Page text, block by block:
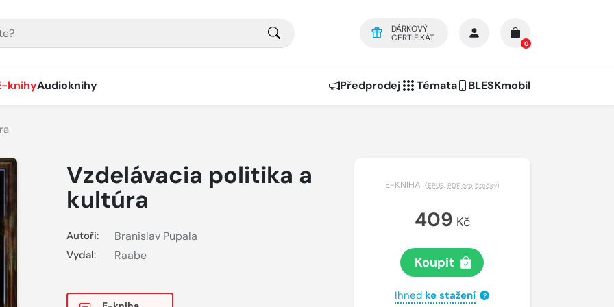
DÁRKOVÝ
CERTIFIKÁT
0
knihyAudioknihy Předprodej Témata BLESKmobil
Vzdelávacia politika a
kultúra
Autoři: Branislav Pupala
Vydal: Raabe
E-KNIHA (EPUB, PDF pro čtečky)
409 Kč
Koupit
Ihned ke stažení ?